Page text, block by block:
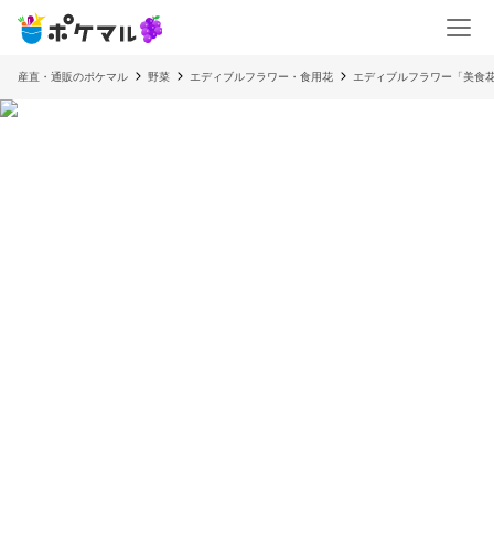
産直・通販のポケマル 野菜 エディブルフラワー・食用花 エディブルフラワー「美食